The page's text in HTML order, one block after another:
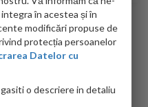
în acestea și în
modificări propuse de
protecția persoanelor
Datelor cu
gasiti o descriere in detaliu